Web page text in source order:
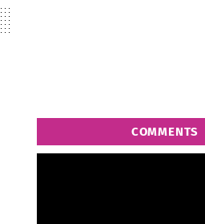
COMMENTS